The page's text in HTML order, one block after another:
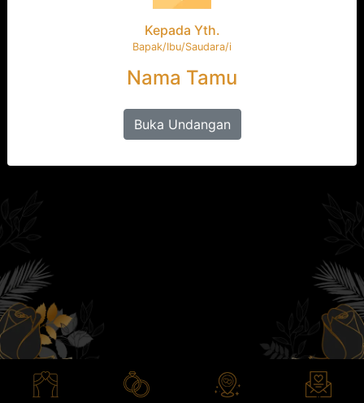
Save The Date
11 Januari 2021
Kepada Yth.
Bapak/Ibu/Saudara/i
Nama Tamu
Buka Undangan